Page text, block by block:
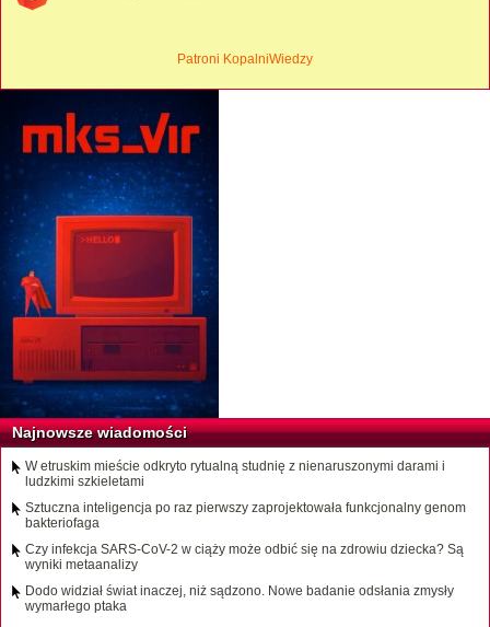
Patroni KopalniWiedzy
Najnowsze wiadomości
W etruskim mieście odkryto rytualną studnię z nienaruszonymi darami i
ludzkimi szkieletami
Sztuczna inteligencja po raz pierwszy zaprojektowała funkcjonalny genom
bakteriofaga
Czy infekcja SARS-CoV-2 w ciąży może odbić się na zdrowiu dziecka? Są
wyniki metaanalizy
Dodo widział świat inaczej, niż sądzono. Nowe badanie odsłania zmysły
wymarłego ptaka